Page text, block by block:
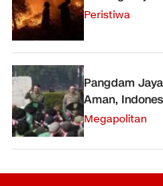
Peristiwa
Pangdam
Aman,
Megapolitan